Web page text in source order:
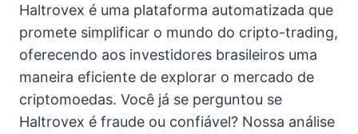
Haltrovex é uma plataforma automatizada que
promete simplificar o mundo do cripto-trading,
oferecendo aos investidores brasileiros uma
maneira eficiente de explorar o mercado de
criptomoedas. Você já se perguntou se
Haltrovex é fraude ou confiável? Nossa análise